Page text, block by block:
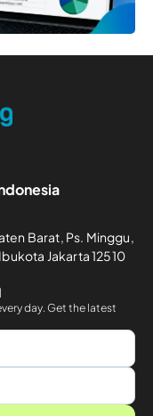
Barat, Ps. Minggu,
Jakarta 12510
day. Get the latest